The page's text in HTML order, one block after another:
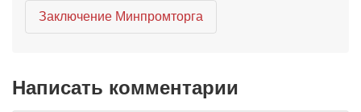
Заключение Минпромторга
Написать комментарии